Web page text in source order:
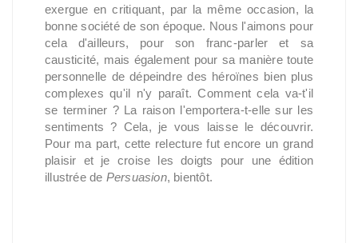
exergue en critiquant, par la même occasion, la
bonne société de son époque. Nous l'aimons pour
cela d'ailleurs, pour son franc-parler et sa
causticité, mais également pour sa manière toute
personnelle de dépeindre des héroïnes bien plus
complexes qu'il n'y paraît. Comment cela va-t'il
se terminer ? La raison l'emportera-t-elle sur les
sentiments ? Cela, je vous laisse le découvrir.
Pour ma part, cette relecture fut encore un grand
plaisir et je croise les doigts pour une édition
illustrée de Persuasion, bientôt.